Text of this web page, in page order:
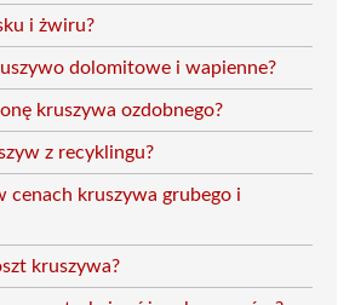
i żwiru?
dolomitowe i wapienne?
kruszywa ozdobnego?
z recyklingu?
cenach kruszywa grubego i
kruszywa?